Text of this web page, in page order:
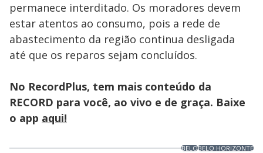
permanece interditado. Os moradores devem
estar atentos ao consumo, pois a rede de
abastecimento da região continua desligada
até que os reparos sejam concluídos.
No RecordPlus, tem mais conteúdo da
RECORD para você, ao vivo e de graça. Baixe
o app aqui!
BELOBELO HORIZONTE